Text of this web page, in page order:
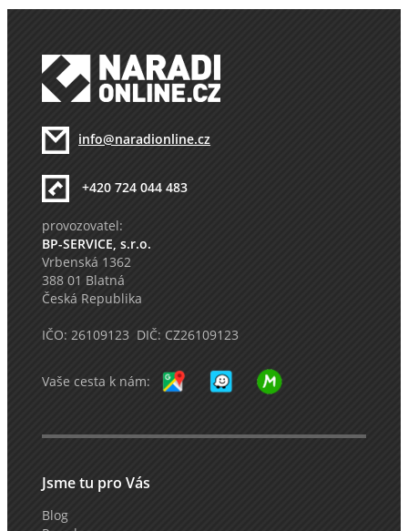
info@naradionline.cz
+420 724 044 483
provozovatel:
BP-SERVICE, s.r.o.
Vrbenská 1362
388 01 Blatná
Česká Republika
IČO: 26109123 DIČ: CZ26109123
Vaše cesta k nám:
Jsme tu pro Vás
Blog